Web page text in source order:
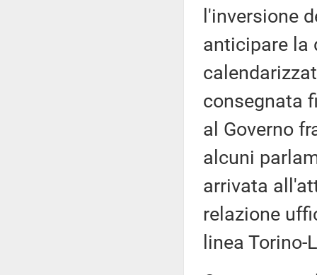
l'inversione
anticipare la
consegnata
al Governo
alcuni
arrivata
relazione
linea Torino-